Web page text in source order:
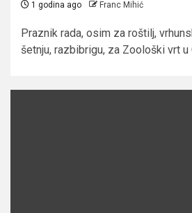
1 godina ago Franc Mihić
Praznik rada, osim za roštilj,
šetnju, razbibrigu, za Zoološki vrt u